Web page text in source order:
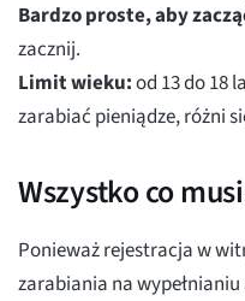
Bardzo proste, aby
zacznij.
Limit wieku:od 13 do 18
zarabiać pieniądze, różni
Wszystko co
Ponieważ rejestracja w
zarabiania na